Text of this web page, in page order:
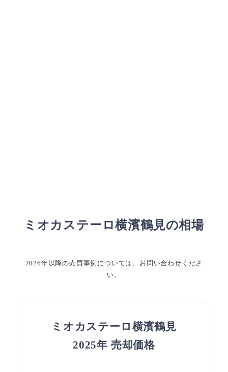
ミオカステーロ横濱鶴見の相場
2026年以降の売買事例については、お問い合わせくださ
い。
ミオカステーロ横濱鶴見
2025年 売却価格